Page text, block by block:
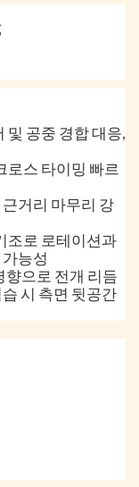
및 공중 경합 대응,
로스 타이밍 빠르
거리 마무리 강
조로 로테이션과
능성
향으로 전개 리듬
시 측면 뒷공간